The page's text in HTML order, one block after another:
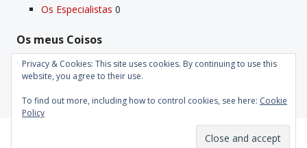
Os Especialistas 0
Os meus Coisos
Deus0
Velho Coiso0
Privacy & Cookies: This site uses cookies. By continuing to use this
website, you agree to their use.
To find out more, including how to control cookies, see here: Cookie
Policy